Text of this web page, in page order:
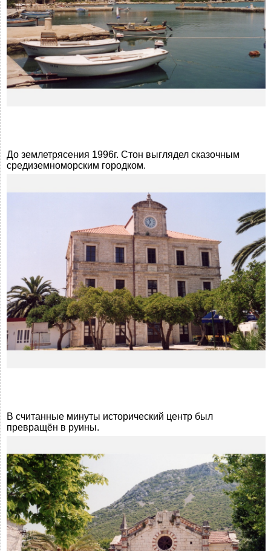
До землетрясения 1996г. Стон выглядел сказочным
средиземноморским городком.
В считанные минуты исторический центр был
превращён в руины.